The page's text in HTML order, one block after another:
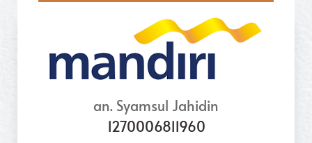
an. Syamsul Jahidin
1270006811960